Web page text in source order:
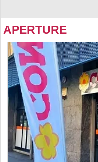
APERTURE